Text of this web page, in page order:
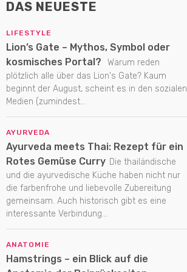
DAS NEUESTE
LIFESTYLE
Lion’s Gate – Mythos, Symbol oder
kosmisches Portal?
Warum reden
plötzlich alle über das Lion's Gate? Kaum
beginnt der August, scheint es in den sozialen
Medien (zumindest...
AYURVEDA
Ayurveda meets Thai: Rezept für ein
Rotes Gemüse Curry Die thailändische
und die ayurvedische Küche haben nicht nur
die farbenfrohe und liebevolle Zubereitung
gemeinsam. Auch historisch gibt es eine
interessante Verbindung...
ANATOMIE
Hamstrings – ein Blick auf die